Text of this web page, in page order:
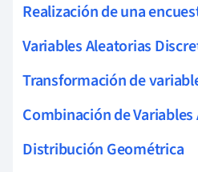
Realización de una
Variables Aleatorias
Transformación de
Combinación de
Distribución Geométrica